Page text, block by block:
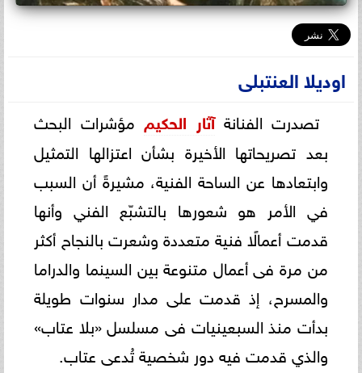
اوديلا العنتبلى
تصدرت الفنانةآثار الحكيم مؤشرات البحث
بعد تصريحاتها الأخيرة بشأن اعتزالها التمثيل
وابتعادها عن الساحة الفنية، مشيرةً أن السبب
في الأمر هو شعورها بالتشبّع الفني وأنها
قدمت أعمالًا فنية متعددة وشعرت بالنجاح أكثر
من مرة فى أعمال متنوعة بين السينما والدراما
والمسرح، إذ قدمت على مدار سنوات طويلة
بدأت منذ السبعينيات فى مسلسل «بلا عتاب»
والذي قدمت فيه دور شخصية تُدعى عتاب.